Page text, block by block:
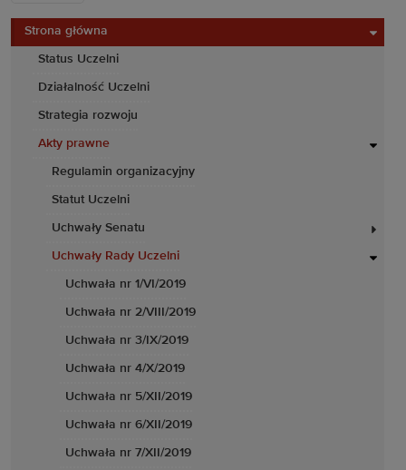
Strona główna
Status Uczelni
Działalność Uczelni
Strategia rozwoju
Akty prawne
Regulamin organizacyjny
Statut Uczelni
Uchwały Senatu
Uchwały Rady Uczelni
Uchwała nr 1/VI/2019
Uchwała nr 2/VIII/2019
Uchwała nr 3/IX/2019
Uchwała nr 4/X/2019
Uchwała nr 5/XII/2019
Uchwała nr 6/XII/2019
Uchwała nr 7/XII/2019